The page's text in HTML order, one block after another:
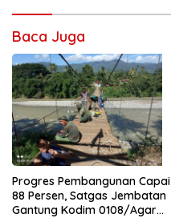
Baca Juga
Progres Pembangunan Capai
88 Persen, Satgas Jembatan
Gantung Kodim 0108/Agara